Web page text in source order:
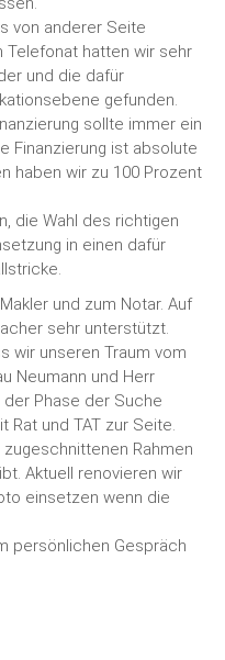
von anderer Seite
hatten wir sehr
und die dafür
gefunden.
sollte immer ein
Finanzierung ist absolute
haben wir zu 100 Prozent
die Wahl des richtigen
in einen dafür
und zum Notar. Auf
sehr unterstützt.
wir unseren Traum vom
Neumann und Herr
Phase der Suche
und TAT zur Seite.
Rahmen
Aktuell renovieren wir
einsetzen wenn die
persönlichen Gespräch